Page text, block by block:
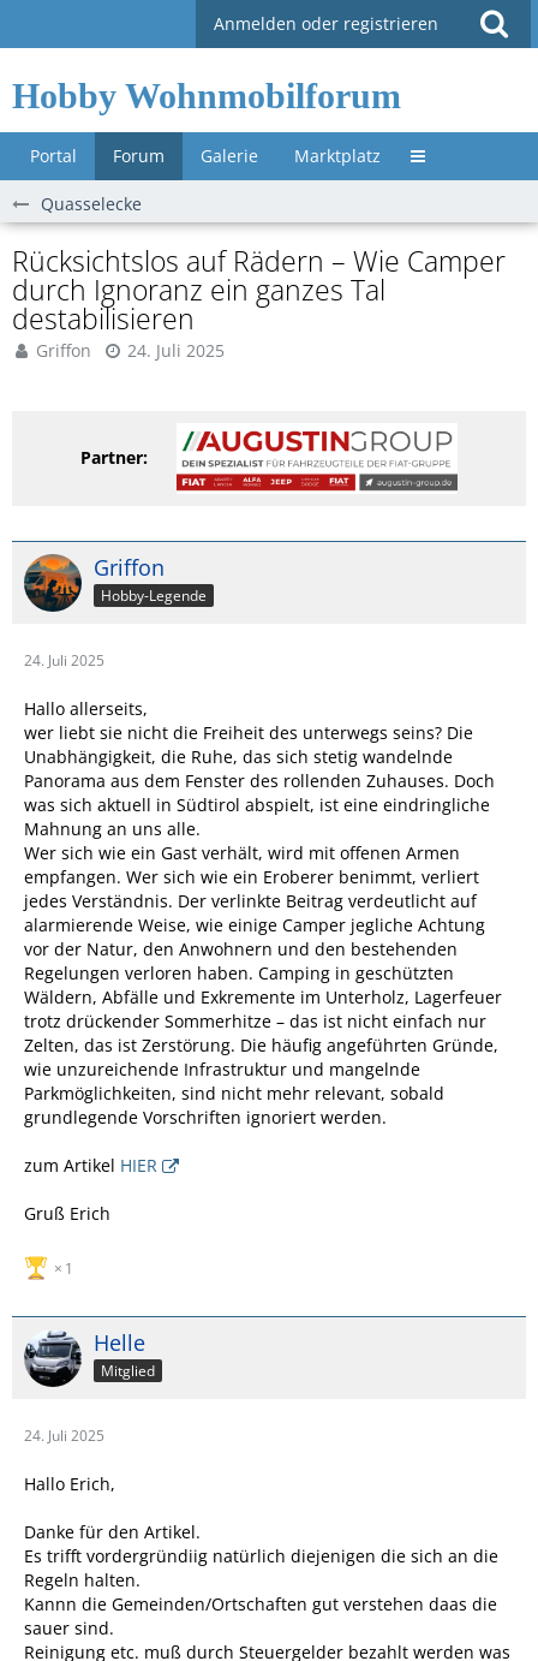
Anmelden oder registrieren
Hobby Wohnmobilforum
Portal Forum Galerie Marktplatz Untermenü »
Quasselecke
Rücksichtslos auf Rädern – Wie Camper
durch Ignoranz ein ganzes Tal
destabilisieren
Griffon 24. Juli 2025
Partner:
Griffon
Hobby-Legende
24. Juli 2025
Hallo allerseits,
wer liebt sie nicht die Freiheit des unterwegs seins? Die
Unabhängigkeit, die Ruhe, das sich stetig wandelnde
Panorama aus dem Fenster des rollenden Zuhauses. Doch
was sich aktuell in Südtirol abspielt, ist eine eindringliche
Mahnung an uns alle.
Wer sich wie ein Gast verhält, wird mit offenen Armen
empfangen. Wer sich wie ein Eroberer benimmt, verliert
jedes Verständnis. Der verlinkte Beitrag verdeutlicht auf
alarmierende Weise, wie einige Camper jegliche Achtung
vor der Natur, den Anwohnern und den bestehenden
Regelungen verloren haben. Camping in geschützten
Wäldern, Abfälle und Exkremente im Unterholz, Lagerfeuer
trotz drückender Sommerhitze – das ist nicht einfach nur
Zelten, das ist Zerstörung. Die häufig angeführten Gründe,
wie unzureichende Infrastruktur und mangelnde
Parkmöglichkeiten, sind nicht mehr relevant, sobald
grundlegende Vorschriften ignoriert werden.
zum Artikel HIER
Gruß Erich
1
Helle
Mitglied
24. Juli 2025
Hallo Erich,
Danke für den Artikel.
Es trifft vordergründiig natürlich diejenigen die sich an die
Regeln halten.
Kannn die Gemeinden/Ortschaften gut verstehen daas die
sauer sind.
Reinigung etc. muß durch Steuergelder bezahlt werden was